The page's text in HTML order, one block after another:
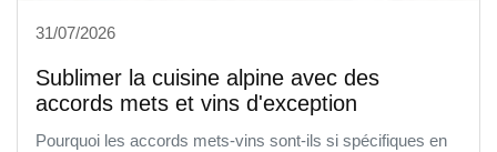
31/07/2026
Sublimer la cuisine alpine avec des
accords mets et vins d'exception
Pourquoi les accords mets-vins sont-ils si spécifiques en